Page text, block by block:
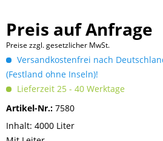
Preis auf Anfrage
Preise zzgl. gesetzlicher MwSt.
Versandkostenfrei nach
(Festland ohne Inseln)!
Lieferzeit 25 - 40 Werktage
Artikel-Nr.: 7580
Inhalt: 4000 Liter